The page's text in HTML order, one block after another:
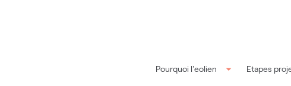
Pourquoi l'eolien Etapes